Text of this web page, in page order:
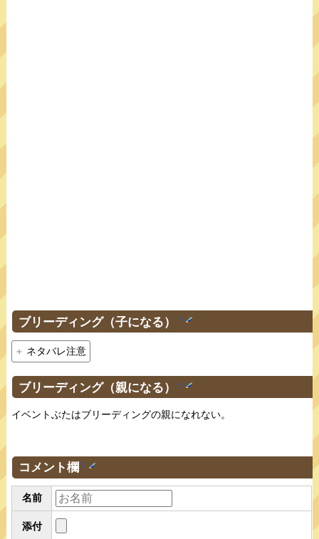
ブリーディング（子になる） †
ネタバレ注意
ブリーディング（親になる） †
イベントぶたはブリーディングの親になれない。
コメント欄 †
名前
添付